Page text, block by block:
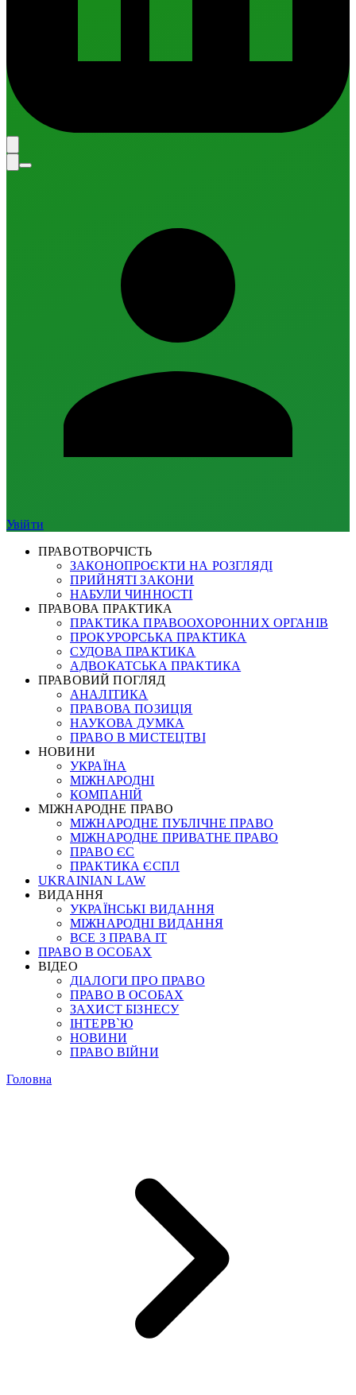
Увійти
ПРАВОТВОРЧІСТЬ
ЗАКОНОПРОЄКТИ НА РОЗГЛЯДІ
ПРИЙНЯТІ ЗАКОНИ
НАБУЛИ ЧИННОСТІ
ПРАВОВА ПРАКТИКА
ПРАКТИКА ПРАВООХОРОННИХ ОРГАНІВ
ПРОКУРОРСЬКА ПРАКТИКА
СУДОВА ПРАКТИКА
АДВОКАТСЬКА ПРАКТИКА
ПРАВОВИЙ ПОГЛЯД
АНАЛІТИКА
ПРАВОВА ПОЗИЦІЯ
НАУКОВА ДУМКА
ПРАВО В МИСТЕЦТВІ
НОВИНИ
УКРАЇНА
МІЖНАРОДНІ
КОМПАНІЙ
МІЖНАРОДНЕ ПРАВО
МІЖНАРОДНЕ ПУБЛІЧНЕ ПРАВО
МІЖНАРОДНЕ ПРИВАТНЕ ПРАВО
ПРАВО ЄС
ПРАКТИКА ЄСПЛ
UKRAINIAN LAW
ВИДАННЯ
УКРАЇНСЬКІ ВИДАННЯ
МІЖНАРОДНІ ВИДАННЯ
ВСЕ З ПРАВА ІТ
ПРАВО В ОСОБАХ
ВІДЕО
ДІАЛОГИ ПРО ПРАВО
ПРАВО В ОСОБАХ
ЗАХИСТ БІЗНЕСУ
ІНТЕРВ`Ю
НОВИНИ
ПРАВО ВІЙНИ
Головна